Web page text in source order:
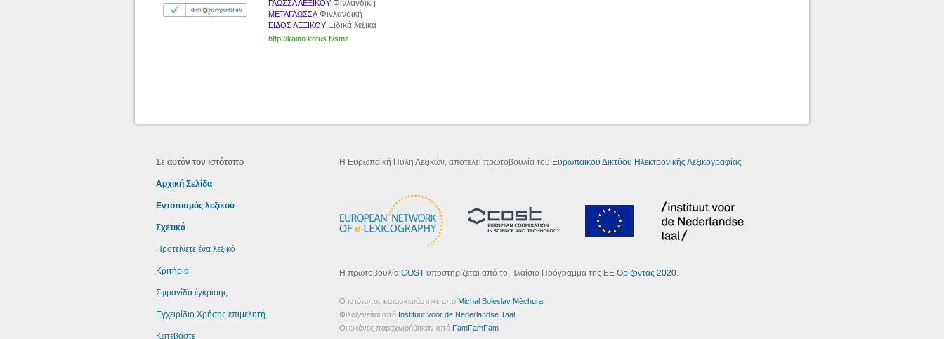
ΓΛΩΣΣΑ ΛΕΞΙΚΟΥ Φινλανδική
ΜΕΤΑΓΛΩΣΣΑ Φινλανδική
ΕΙΔΟΣ ΛΕΞΙΚΟΥ Ειδικά λεξικά
http://kaino.kotus.fi/sms
Σε αυτόν τον ιστότοπο
Αρχική Σελίδα
Εντοπισμός λεξικού
Σχετικά
Προτείνετε ένα λεξικό
Κριτήρια
Σφραγίδα έγκρισης
Εγχειρίδιο Χρήσης επιμελητή
Κατεβάστε
Η Ευρωπαϊκή Πύλη Λεξικών, αποτελεί πρωτοβουλία του Ευρωπαϊκού Δικτύου Ηλεκτρονικής Λεξικογραφίας
Η πρωτοβουλία COSTυποστηρίζεται από το Πλαίσιο Πρόγραμμα της ΕΕ Ορίζοντας 2020.
Ο ιστότοπος κατασκευάστηκε από Michal Boleslav Měchura
Φιλοξενείται από Instituut voor de Nederlandse Taal
Οι εικόνες παραχωρήθηκαν από FamFamFam